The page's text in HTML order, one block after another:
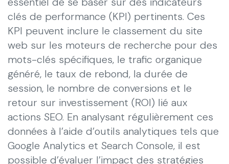
clés de performance (KPI) pertinents. Ces
KPI peuvent inclure le classement du site
web sur les moteurs de recherche pour des
mots-clés spécifiques, le trafic organique
généré, le taux de rebond, la durée de
session, le nombre de conversions et le
retour sur investissement (ROI) lié aux
actions SEO. En analysant régulièrement ces
données à l’aide d’outils analytiques tels que
Google Analytics et Search Console, il est
possible d’évaluer l’impact des stratégies